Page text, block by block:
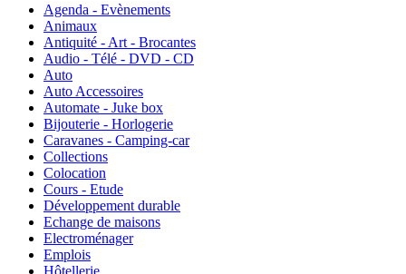
Agenda - Evènements
Animaux
Antiquité - Art - Brocantes
Audio - Télé - DVD - CD
Auto
Auto Accessoires
Automate - Juke box
Bijouterie - Horlogerie
Caravanes - Camping-car
Collections
Colocation
Cours - Etude
Développement durable
Echange de maisons
Electroménager
Emplois
Hôtellerie